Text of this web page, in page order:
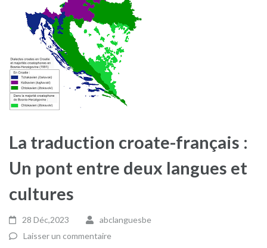
La traduction croate-français :
Un pont entre deux langues et
cultures
28 Déc,2023
abclanguesbe
Laisser un commentaire